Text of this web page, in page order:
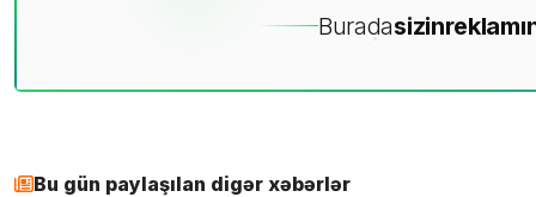
Buradasizin
Bu gün paylaşılan digər xəbərlər